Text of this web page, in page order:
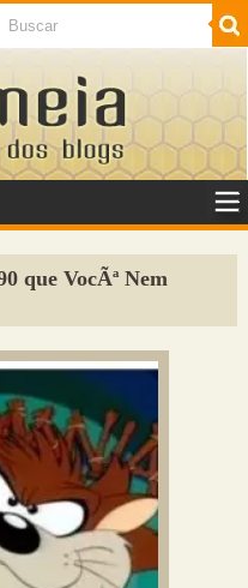
SaÃºde
que VocÃª Nem